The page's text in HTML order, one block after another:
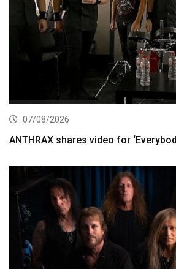
07/08/2026
ANTHRAX shares video for